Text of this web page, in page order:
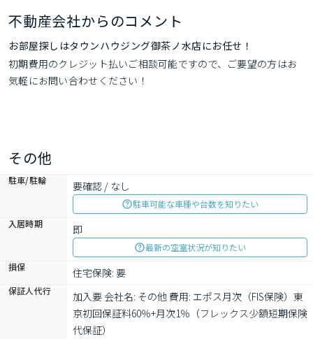
不動産会社からのコメント
お部屋探しはタウンハウジング御茶ノ水店にお任せ！
初期費用のクレジット払いご相談可能ですので、ご要望の方はお
気軽にお問い合わせください！
その他
駐車/駐輪 要確認 / なし
駐車可能な車種や台数を知りたい
入居時期
即
最新の空室状況が知りたい
損保
住宅保険: 要
保証人代行
加入要 会社名: その他 費用: エポス月次（FIS保険）東
京初回保証料60％+月次1％（フレックス少額短期保険
代保証）